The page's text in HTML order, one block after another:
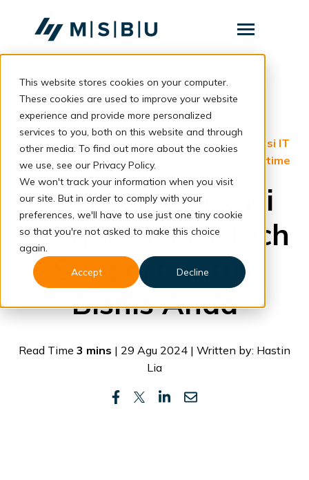
This website stores cookies on your computer.
These cookies are used to improve your website
experience and provide more personalized
services to you, both on this website and through
other media. To find out more about the cookies
we use, see our Privacy Policy.
We won't track your information when you visit
our site. But in order to comply with your
preferences, we'll have to use just one tiny cookie
so that you're not asked to make this choice
again.
Accept
Decline
Toggle
Layanan Toggle
children
Layanan
Komunitas
Tentang
Resources Toggle
children
Resources
Konsultasi
back to blog
Business Downtime bisnis Downtime
Solusi IT
bisnis |Solusi tech support Mengatasi downtime
Downtime? Atasi
dengan Solusi Tech
Support untuk
Bisnis Anda
Read Time 3 mins | 29 Agu 2024 | Written by: Hastin
Lia